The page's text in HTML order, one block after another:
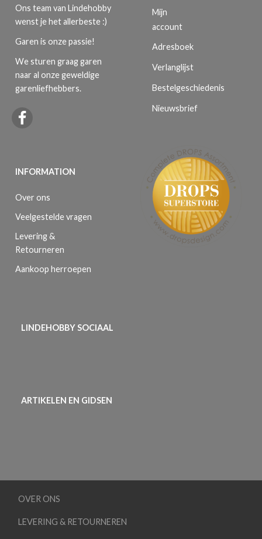
Ons team van Lindehobby
wenst je het allerbeste :)
Garen is onze passie!
We sturen graag garen
naar al onze geweldige
garenliefhebbers.
INFORMATION
Over ons
Veelgestelde vragen
Levering &
Retourneren
Aankoop herroepen
Mijn
account
Adresboek
Verlanglijst
Bestelgeschiedenis
Nieuwsbrief
LINDEHOBBY SOCIAAL
ARTIKELEN EN GIDSEN
OVER ONS
LEVERING & RETOURNEREN